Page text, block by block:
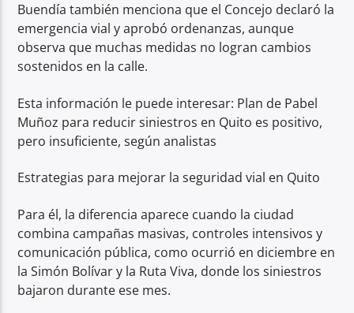
Buendía también menciona que el Concejo declaró la
emergencia vial y aprobó ordenanzas, aunque
observa que muchas medidas no logran cambios
sostenidos en la calle.
Esta información le puede interesar: Plan de Pabel
Muñoz para reducir siniestros en Quito es positivo,
pero insuficiente, según analistas
Estrategias para mejorar la seguridad vial en Quito
Para él, la diferencia aparece cuando la ciudad
combina campañas masivas, controles intensivos y
comunicación pública, como ocurrió en diciembre en
la Simón Bolívar y la Ruta Viva, donde los siniestros
bajaron durante ese mes.